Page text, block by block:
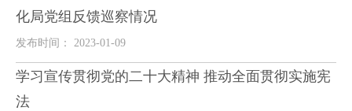
化局党组反馈巡察情况
发布时间： 2023-01-09
学习宣传贯彻党的二十大精神 推动全面贯彻实施宪
法